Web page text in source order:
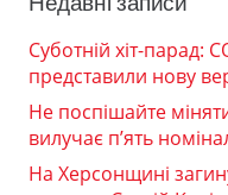
Суботній хіт-парад:
представили нову
Не поспішайте
вилучає п’ять
На Херсонщині